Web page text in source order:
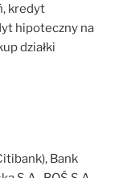
kredyt
hipoteczny na
działki
Bank